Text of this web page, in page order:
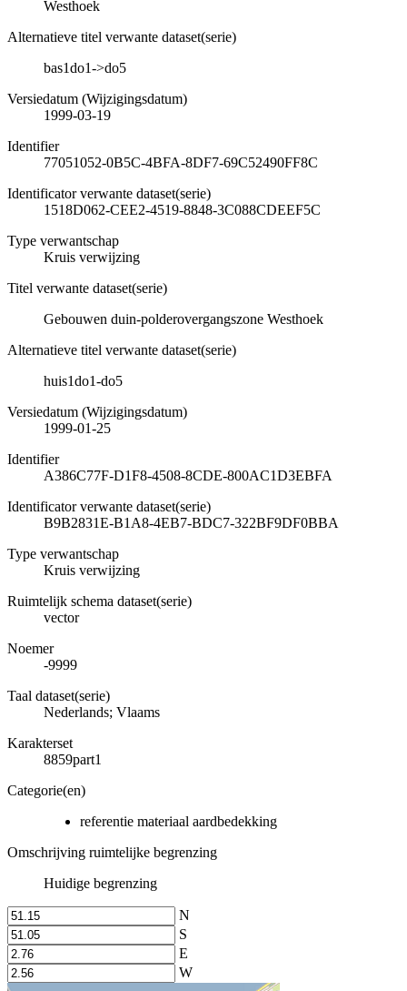
Westhoek
Alternatieve titel verwante dataset(serie)
bas1do1->do5
Versiedatum (Wijzigingsdatum)
1999-03-19
Identifier
77051052-0B5C-4BFA-8DF7-69C52490FF8C
Identificator verwante dataset(serie)
1518D062-CEE2-4519-8848-3C088CDEEF5C
Type verwantschap
Kruis verwijzing
Titel verwante dataset(serie)
Gebouwen duin-polderovergangszone Westhoek
Alternatieve titel verwante dataset(serie)
huis1do1-do5
Versiedatum (Wijzigingsdatum)
1999-01-25
Identifier
A386C77F-D1F8-4508-8CDE-800AC1D3EBFA
Identificator verwante dataset(serie)
B9B2831E-B1A8-4EB7-BDC7-322BF9DF0BBA
Type verwantschap
Kruis verwijzing
Ruimtelijk schema dataset(serie)
vector
Noemer
-9999
Taal dataset(serie)
Nederlands; Vlaams
Karakterset
8859part1
Categorie(en)
referentie materiaal aardbedekking
Omschrijving ruimtelijke begrenzing
Huidige begrenzing
N
S
E
W